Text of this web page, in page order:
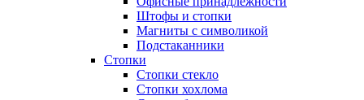
Штофы и стопки
Магниты с символикой
Подстаканники
Стопки
Стопки стекло
Стопки хохлома